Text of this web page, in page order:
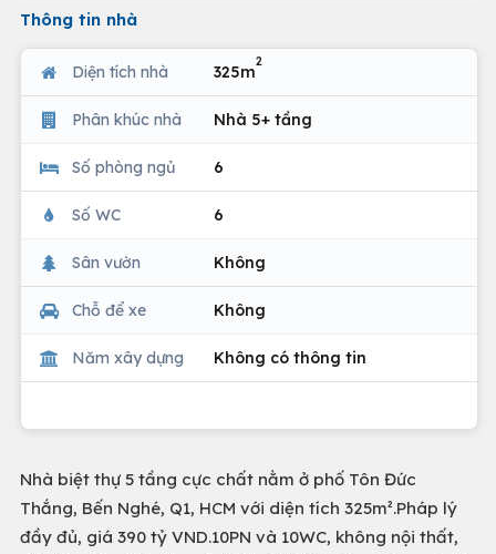
Thông tin nhà
Diện tích nhà 325m
2
Phân khúc nhà Nhà 5+ tầng
Số phòng ngủ 6
Số WC 6
Sân vườn Không
Chỗ để xe Không
Năm xây dựng Không có thông tin
Nhà biệt thự 5 tầng cực chất nằm ở phố Tôn Đức
Thắng, Bến Nghé, Q1, HCM với diện tích 325m².Pháp lý
đầy đủ, giá 390 tỷ VND.10PN và 10WC, không nội thất,